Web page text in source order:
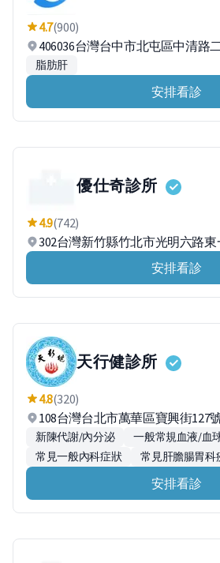
4.7(900)
406036台灣台中市北屯區中清路
脂肪肝
安排看診
優仕奇診所
4.9(742)
302台灣新竹縣竹北市光明六路東
安排看診
天行健診所
4.8(320)
108台灣台北市萬華區寶興街127
新陳代謝/內分泌
一般常規血液/血
常見一般內科症狀
常見肝膽腸胃科
安排看診